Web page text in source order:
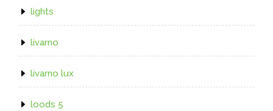
lights
livarno
livarno lux
loods 5